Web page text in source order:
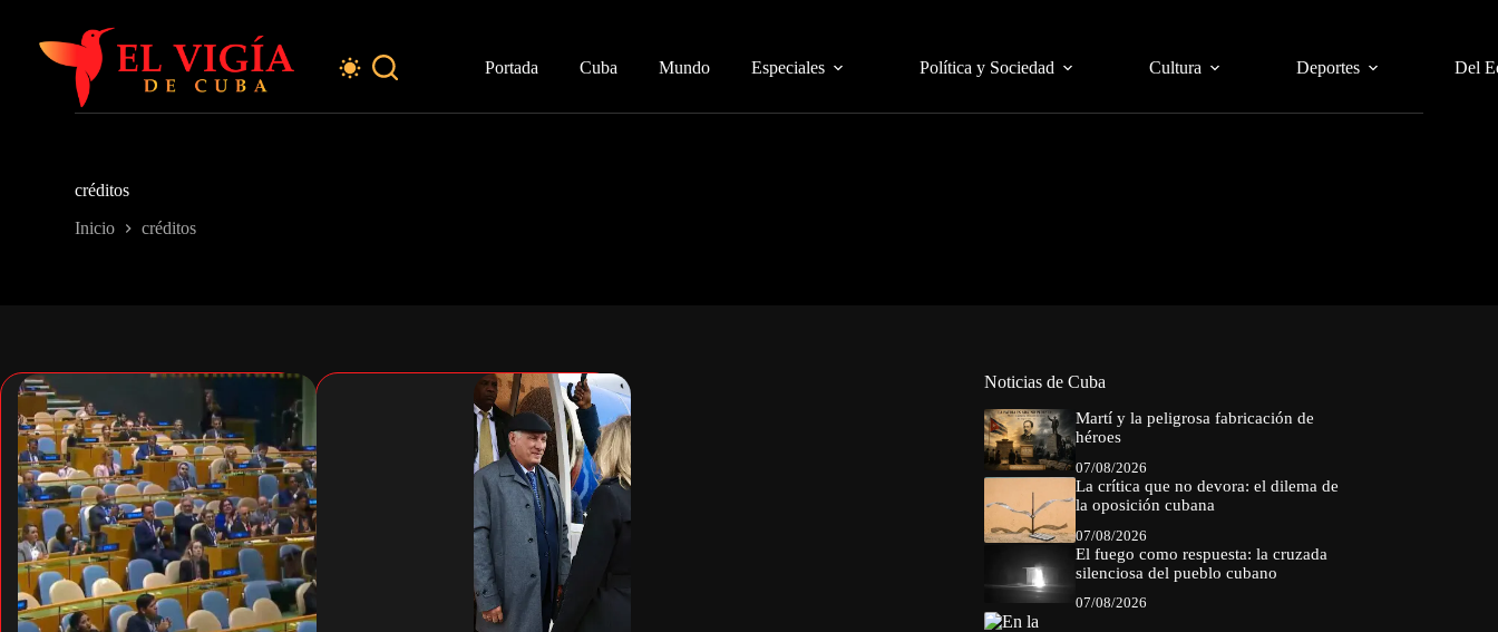
contenido
Portada
Cuba Mundo Especiales Política y Sociedad Cultura Deportes Del
créditos
Inicio créditos
Noticias de Cuba
Martí y la peligrosa fabricación de
héroes
07/08/2026
La crítica que no devora: el dilema de
la oposición cubana
07/08/2026
El fuego como respuesta: la cruzada
silenciosa del pueblo cubano
07/08/2026